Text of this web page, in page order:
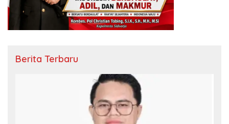
Berita Terbaru